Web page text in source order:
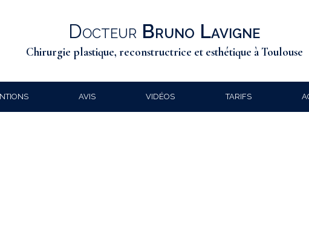
Docteur Bruno Lavigne
Chirurgie plastique, reconstructrice et esthétique à Toulouse
AVIS VIDÉOS TARIFS